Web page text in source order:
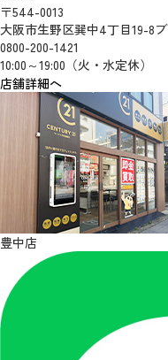
〒544-0013
大阪市生野区巽中4丁目19-8
0800-200-1421
10:00～19:00（火・水定休）
店舗詳細へ
豊中店